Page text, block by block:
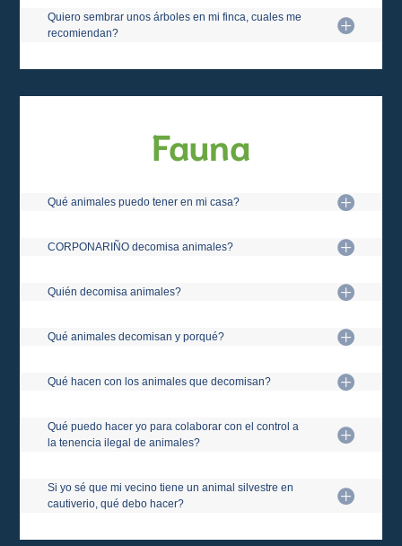
Quiero sembrar unos árboles en mi finca, cuales me
recomiendan?
Fauna
Qué animales puedo tener en mi casa?
CORPONARIÑO decomisa animales?
Quién decomisa animales?
Qué animales decomisan y porqué?
Qué hacen con los animales que decomisan?
Qué puedo hacer yo para colaborar con el control a
la tenencia ilegal de animales?
Si yo sé que mi vecino tiene un animal silvestre en
cautiverio, qué debo hacer?